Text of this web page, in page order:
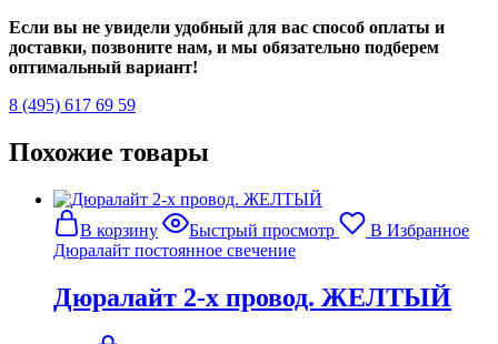
Если вы не увидели удобный для вас способ оплаты и
доставки, позвоните нам, и мы обязательно подберем
оптимальный вариант!
8 (495) 617 69 59
Похожие товары
В корзину Быстрый просмотр
В Избранное
Дюралайт постоянное свечение
Дюралайт 2-х провод. ЖЕЛТЫЙ